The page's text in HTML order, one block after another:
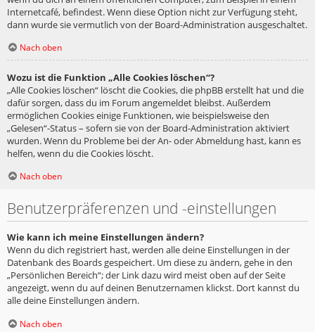
Internetcafé, befindest. Wenn diese Option nicht zur Verfügung steht,
dann wurde sie vermutlich von der Board-Administration ausgeschaltet.
Nach oben
Wozu ist die Funktion „Alle Cookies löschen“?
„Alle Cookies löschen“ löscht die Cookies, die phpBB erstellt hat und die
dafür sorgen, dass du im Forum angemeldet bleibst. Außerdem
ermöglichen Cookies einige Funktionen, wie beispielsweise den
„Gelesen“-Status – sofern sie von der Board-Administration aktiviert
wurden. Wenn du Probleme bei der An- oder Abmeldung hast, kann es
helfen, wenn du die Cookies löscht.
Nach oben
Benutzerpräferenzen und -einstellungen
Wie kann ich meine Einstellungen ändern?
Wenn du dich registriert hast, werden alle deine Einstellungen in der
Datenbank des Boards gespeichert. Um diese zu ändern, gehe in den
„Persönlichen Bereich“; der Link dazu wird meist oben auf der Seite
angezeigt, wenn du auf deinen Benutzernamen klickst. Dort kannst du
alle deine Einstellungen ändern.
Nach oben